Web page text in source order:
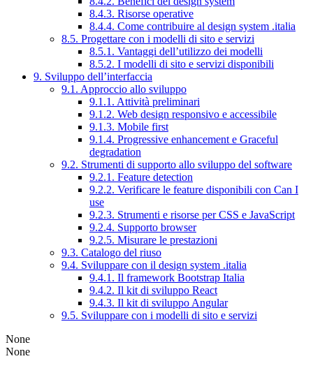
8.4.3. Risorse operative
8.4.4. Come contribuire al design system .italia
8.5. Progettare con i modelli di sito e servizi
8.5.1. Vantaggi dell’utilizzo dei modelli
8.5.2. I modelli di sito e servizi disponibili
9. Sviluppo dell’interfaccia
9.1. Approccio allo sviluppo
9.1.1. Attività preliminari
9.1.2. Web design responsivo e accessibile
9.1.3. Mobile first
9.1.4. Progressive enhancement e Graceful
degradation
9.2. Strumenti di supporto allo sviluppo del software
9.2.1. Feature detection
9.2.2. Verificare le feature disponibili con Can I
use
9.2.3. Strumenti e risorse per CSS e JavaScript
9.2.4. Supporto browser
9.2.5. Misurare le prestazioni
9.3. Catalogo del riuso
9.4. Sviluppare con il design system .italia
9.4.1. Il framework Bootstrap Italia
9.4.2. Il kit di sviluppo React
9.4.3. Il kit di sviluppo Angular
9.5. Sviluppare con i modelli di sito e servizi
None
None